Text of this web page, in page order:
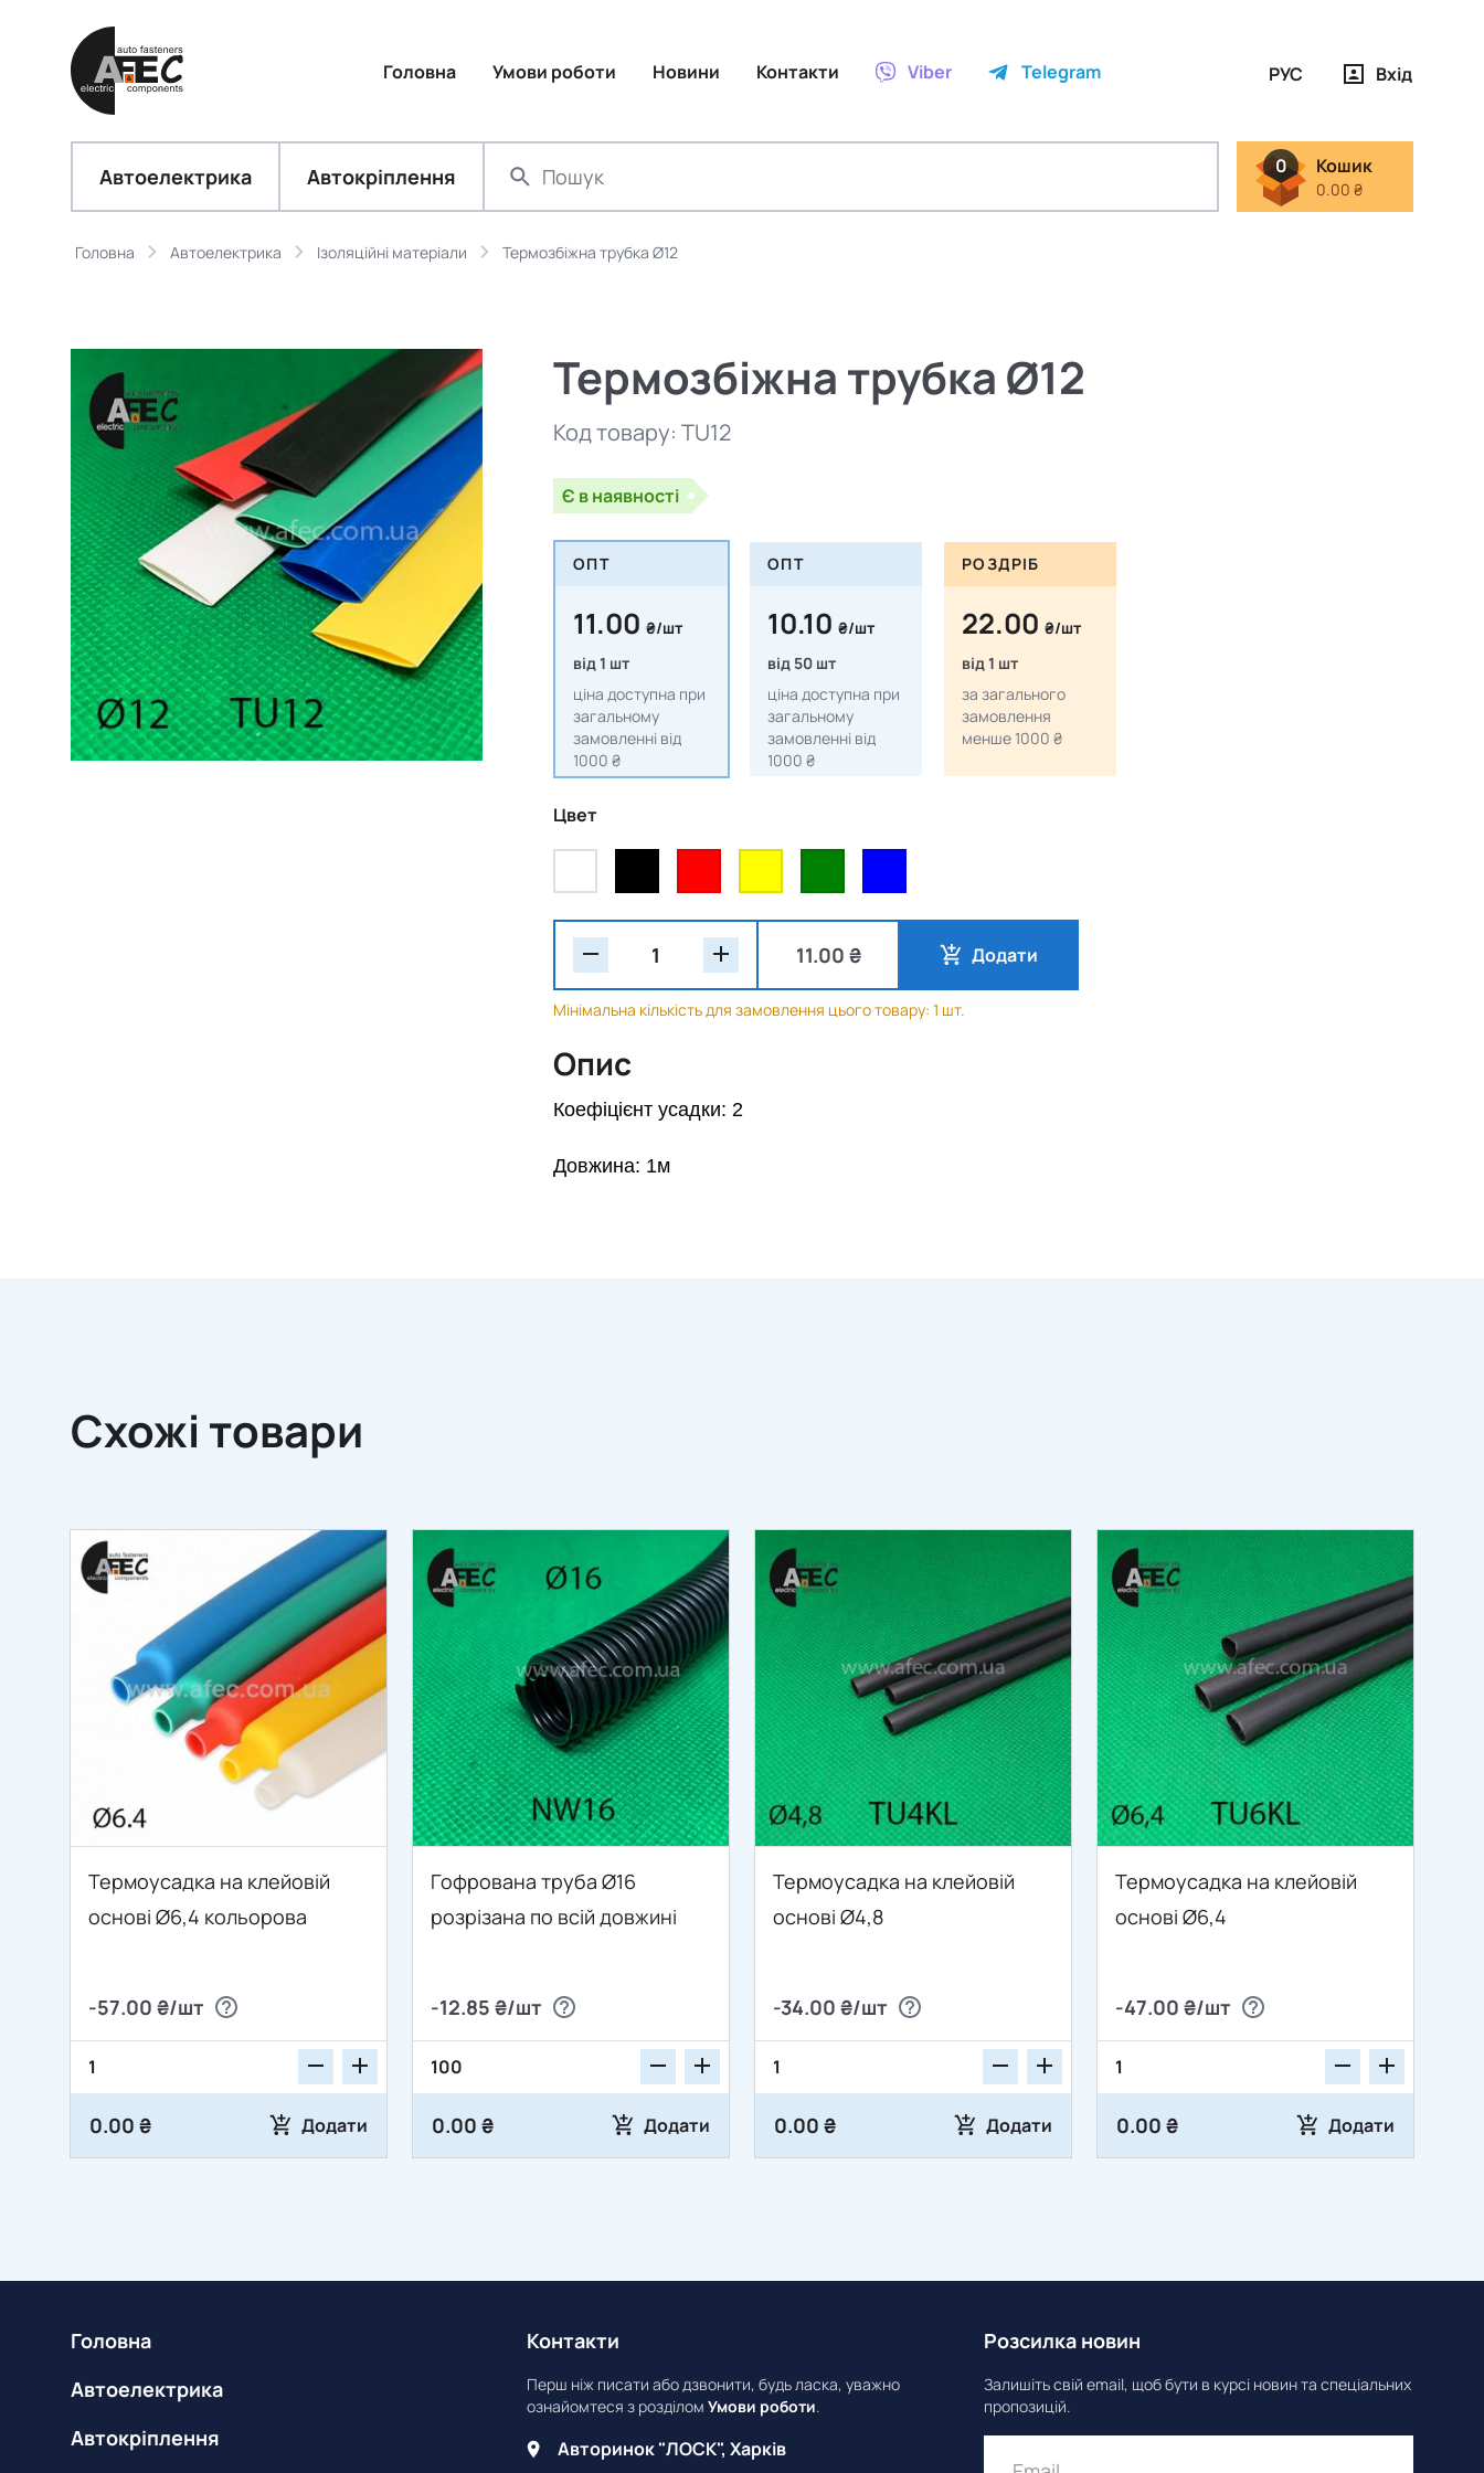
Головна Умови роботи Новини Контакти Viber Telegram РУС Вхід
Автоелектрика Автокріплення 0 Кошик
0.00 ₴
Головна Автоелектрика Ізоляційні матеріали Термозбіжна трубка Ø12
Термозбіжна трубка Ø12
Код товару:TU12
Є в наявності
ОПТ
11.00₴/шт
від 1 шт
ціна доступна при
загальному
замовленні від
1000 ₴
ОПТ
10.10₴/шт
від 50 шт
ціна доступна при
загальному
замовленні від
1000 ₴
РОЗДРІБ
22.00₴/шт
від 1 шт
за загального
замовлення
менше 1000 ₴
Цвет
11.00 ₴ Додати
Мінімальна кількість для замовлення цього товару: 1 шт.
Опис
Коефіцієнт усадки: 2
Довжина: 1м
Схожі товари
Термоусадка на клейовій
основі Ø6,4 кольорова
-57.00 ₴/шт
0.00 ₴ Додати
Гофрована труба Ø16
розрізана по всій довжині
-12.85 ₴/шт
0.00 ₴ Додати
Термоусадка на клейовій
основі Ø4,8
-34.00 ₴/шт
0.00 ₴ Додати
Термоусадка на клейовій
основі Ø6,4
-47.00 ₴/шт
0.00 ₴ Додати
Головна
Автоелектрика
Автокріплення
Контакти
Перш ніж писати або дзвонити, будь ласка, уважно
ознайомтеся з розділомУмови роботи.
Авторинок "ЛОСК", Харків
Розсилка новин
Залишіть свій email, щоб бути в курсі новин та спеціальних
пропозицій.